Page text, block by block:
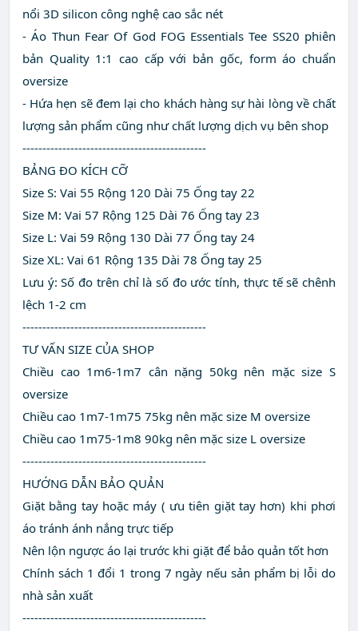
nổi 3D silicon công nghệ cao sắc nét
- Áo Thun Fear Of God FOG Essentials Tee SS20 phiên
bản Quality 1:1 cao cấp với bản gốc, form áo chuẩn
oversize
- Hứa hẹn sẽ đem lại cho khách hàng sự hài lòng về chất
lượng sản phẩm cũng như chất lượng dịch vụ bên shop
----------------------------------------------
BẢNG ĐO KÍCH CỠ
Size S: Vai 55 Rộng 120 Dài 75 Ống tay 22
Size M: Vai 57 Rộng 125 Dài 76 Ống tay 23
Size L: Vai 59 Rộng 130 Dài 77 Ống tay 24
Size XL: Vai 61 Rộng 135 Dài 78 Ống tay 25
Lưu ý: Số đo trên chỉ là số đo ước tính, thực tế sẽ chênh
lệch 1-2 cm
----------------------------------------------
TƯ VẤN SIZE CỦA SHOP
Chiều cao 1m6-1m7 cân nặng 50kg nên mặc size S
oversize
Chiều cao 1m7-1m75 75kg nên mặc size M oversize
Chiều cao 1m75-1m8 90kg nên mặc size L oversize
----------------------------------------------
HƯỚNG DẪN BẢO QUẢN
Giặt bằng tay hoặc máy ( ưu tiên giặt tay hơn) khi phơi
áo tránh ánh nắng trực tiếp
Nên lộn ngược áo lại trước khi giặt để bảo quản tốt hơn
Chính sách 1 đổi 1 trong 7 ngày nếu sản phẩm bị lỗi do
nhà sản xuất
----------------------------------------------